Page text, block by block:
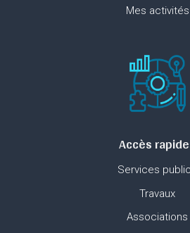
Mes activités
Accès
Services
Travaux
Associations